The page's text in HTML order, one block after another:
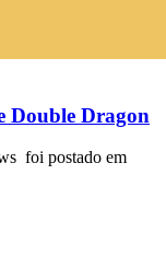
Double Dragon
foi postado em